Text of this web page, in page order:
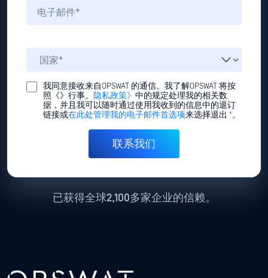
我同意接收来自OPSWAT 的通信。我了解OPSWAT 将按
照《》行事。
隐私政策》 中的规定处理我的相关数
据，并且我可以随时通过使用我收到的信息中的退订
链接或在此处管理我的电子邮件首选项来选择退出 *。
已获得全球2,100多家企业的信赖。